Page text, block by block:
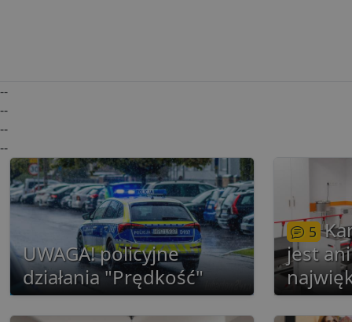
--
--
--
--
UWAGA! policyjne
działania "Prędkość"
5
jest